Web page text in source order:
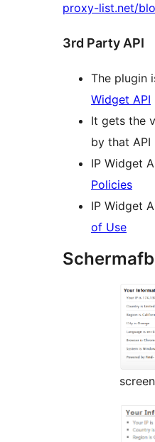
proxy-list.net/
3rd Party API
The plugin
Widget API
It gets the
by that API
IP Widget
Policies
IP Widget
of Use